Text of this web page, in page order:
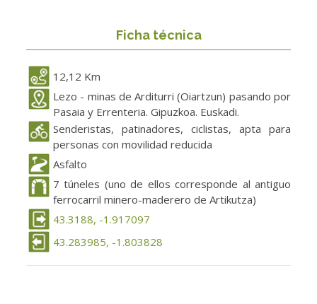
Ficha técnica
12,12 Km
Lezo - minas de Arditurri (Oiartzun) pasando por
Pasaia y Errenteria. Gipuzkoa. Euskadi.
Senderistas, patinadores, ciclistas, apta para
personas con movilidad reducida
Asfalto
7 túneles (uno de ellos corresponde al antiguo
ferrocarril minero-maderero de Artikutza)
43.3188, -1.917097
43.283985, -1.803828